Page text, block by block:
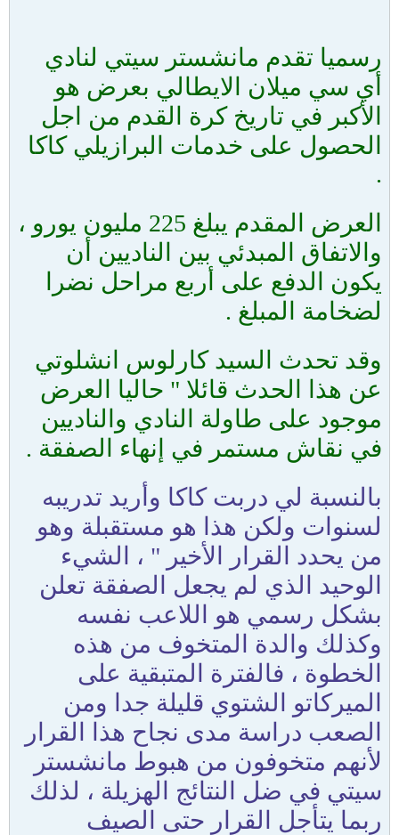
رسميا تقدم مانشستر سيتي لنادي
أي سي ميلان الايطالي بعرض هو
الأكبر في تاريخ كرة القدم من اجل
الحصول على خدمات البرازيلي كاكا
.
العرض المقدم يبلغ 225 مليون يورو ،
والاتفاق المبدئي بين الناديين أن
يكون الدفع على أربع مراحل نضرا
لضخامة المبلغ .
وقد تحدث السيد كارلوس انشلوتي
عن هذا الحدث قائلا " حاليا العرض
موجود على طاولة النادي والناديين
في نقاش مستمر في إنهاء الصفقة .
بالنسبة لي دربت كاكا وأريد تدريبه
لسنوات ولكن هذا هو مستقبلة وهو
من يحدد القرار الأخير " ، الشيء
الوحيد الذي لم يجعل الصفقة تعلن
بشكل رسمي هو اللاعب نفسه
وكذلك والدة المتخوف من هذه
الخطوة ، فالفترة المتبقية على
الميركاتو الشتوي قليلة جدا ومن
الصعب دراسة مدى نجاح هذا القرار
لأنهم متخوفون من هبوط مانشستر
سيتي في ضل النتائج الهزيلة ، لذلك
ربما يتأجل القرار حتى الصيف